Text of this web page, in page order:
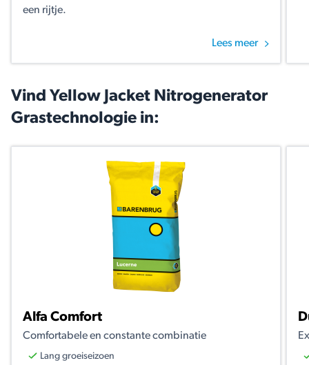
een rijtje.
Lees meer
Vind Yellow Jacket Nitrogenerator
Grastechnologie in:
Alfa Comfort
Comfortabele en constante combinatie
Lang groeiseizoen